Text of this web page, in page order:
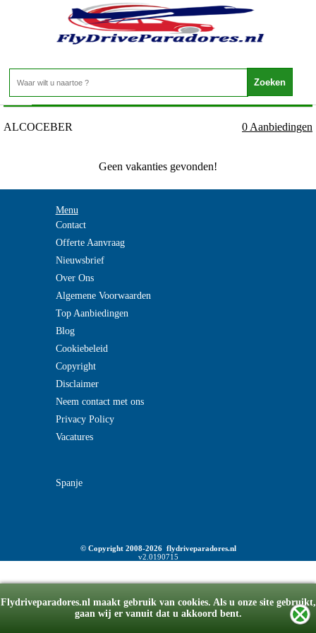
Flydriveparadores.nl maakt gebruik van cookies. Als u onze site gebruikt,
gaan wij er vanuit dat u akkoord bent.
Spanje - COSTA DEL AZAHAR - ALCOCEBER
Home>
ALCOCEBER 0 Aanbiedingen
Geen vakanties gevonden!
Menu
Contact
Offerte Aanvraag
Nieuwsbrief
Over Ons
Algemene Voorwaarden
Top Aanbiedingen
Blog
Cookiebeleid
Copyright
Disclaimer
Neem contact met ons
Privacy Policy
Vacatures
Spanje
© Copyright 2008-2026 flydriveparadores.nl
v2.0190715